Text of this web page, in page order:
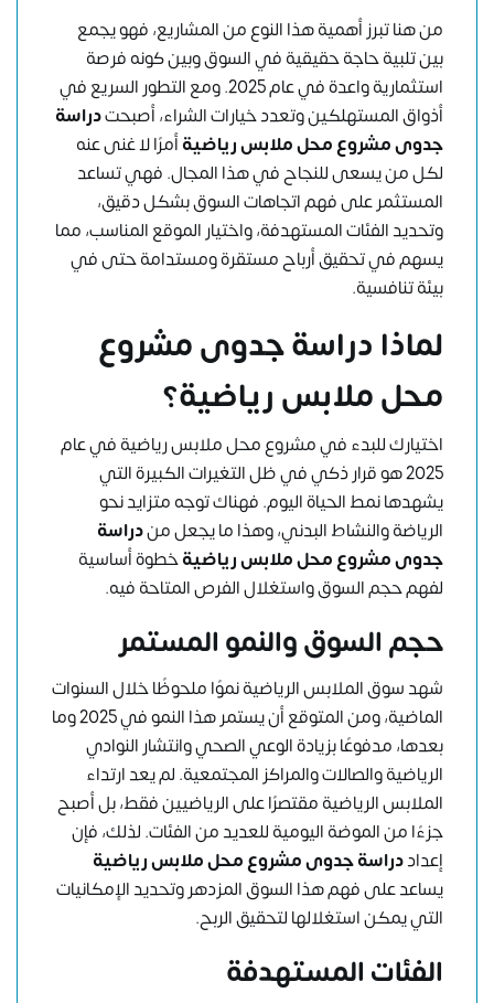
من هنا تبرز أهمية هذا النوع من المشاريع، فهو يجمع
بين تلبية حاجة حقيقية في السوق وبين كونه فرصة
استثمارية واعدة في عام 2025. ومع التطور السريع في
أذواق المستهلكين وتعدد خيارات الشراء، أصبحتدراسة
جدوى مشروع محل ملابس رياضيةأمرًا لا غنى عنه
لكل من يسعى للنجاح في هذا المجال. فهي تساعد
المستثمر على فهم اتجاهات السوق بشكل دقيق،
وتحديد الفئات المستهدفة، واختيار الموقع المناسب، مما
يسهم في تحقيق أرباح مستقرة ومستدامة حتى في
بيئة تنافسية.
لماذا دراسة جدوى مشروع
محل ملابس رياضية؟
اختيارك للبدء في مشروع محل ملابس رياضية في عام
2025 هو قرار ذكي في ظل التغيرات الكبيرة التي
يشهدها نمط الحياة اليوم. فهناك توجه متزايد نحو
الرياضة والنشاط البدني، وهذا ما يجعل مندراسة
جدوى مشروع محل ملابس رياضيةخطوة أساسية
لفهم حجم السوق واستغلال الفرص المتاحة فيه.
حجم السوق والنمو المستمر
شهد سوق الملابس الرياضية نموًا ملحوظًا خلال السنوات
الماضية، ومن المتوقع أن يستمر هذا النمو في 2025 وما
بعدها، مدفوعًا بزيادة الوعي الصحي وانتشار النوادي
الرياضية والصالات والمراكز المجتمعية. لم يعد ارتداء
الملابس الرياضية مقتصرًا على الرياضيين فقط، بل أصبح
جزءًا من الموضة اليومية للعديد من الفئات. لذلك، فإن
إعداددراسة جدوى مشروع محل ملابس رياضية
يساعد على فهم هذا السوق المزدهر وتحديد الإمكانيات
التي يمكن استغلالها لتحقيق الربح.
الفئات المستهدفة